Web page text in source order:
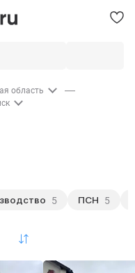
область
5 ПСН 5